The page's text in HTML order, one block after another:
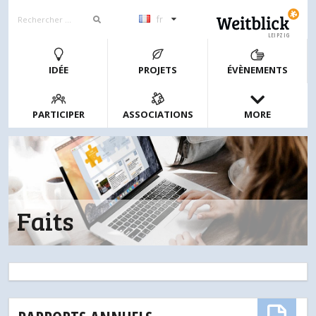
fr
LEIPZIG
IDÉE PROJETS ÉVÈNEMENTS
PARTICIPER ASSOCIATIONS MORE
Faits